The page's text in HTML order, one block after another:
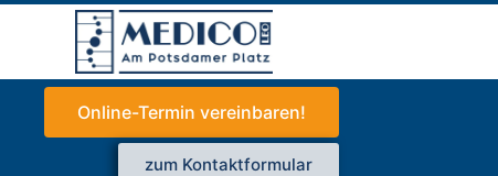
Online-Termin vereinbaren!
zum Kontaktformular